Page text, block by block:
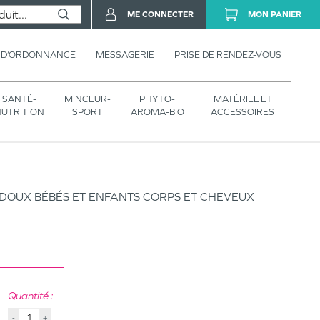
MESSAGERIE PRISE DE RENDEZ-VOUS
SANTÉ-
MINCEUR-
SPORT
PHYTO-
AROMA-BIO
MATÉRIEL ET
ACCESSOIRES
ME CONNECTER MON PANIER
BÉBÉS ET ENFANTS CORPS ET CHEVEUX
Quantité :
- +